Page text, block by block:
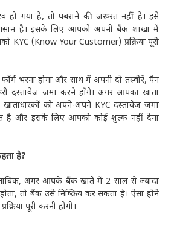
हो गया है, तो घबराने की जरूरत नहीं है। इसे
है। इसके लिए आपको अपनी बैंक शाखा में
KYC (Know Your Customer) प्रक्रिया पूरी
भरना होगा और साथ में अपनी दो तस्वीरें, पैन
दस्तावेज जमा करने होंगे। अगर आपका खाता
खाताधारकों को अपने-अपने KYC दस्तावेज जमा
है और इसके लिए आपको कोई शुल्क नहीं देना
है?
अगर आपके बैंक खाते में 2 साल से ज्यादा
तो बैंक उसे निष्क्रिय कर सकता है। ऐसा होने
पूरी करनी होगी।